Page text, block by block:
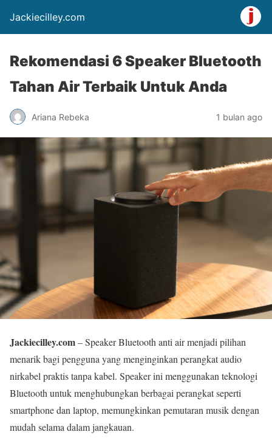
Jackiecilley.com
Rekomendasi 6 Speaker Bluetooth
Tahan Air Terbaik Untuk Anda
Ariana Rebeka 1 bulan ago
Jackiecilley.com– Speaker Bluetooth anti air menjadi pilihan
menarik bagi pengguna yang menginginkan perangkat audio
nirkabel praktis tanpa kabel. Speaker ini menggunakan teknologi
Bluetooth untuk menghubungkan berbagai perangkat seperti
smartphone dan laptop, memungkinkan pemutaran musik dengan
mudah selama dalam jangkauan.